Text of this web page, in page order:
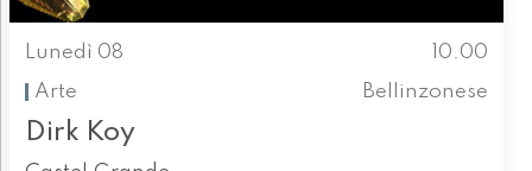
Lunedì 08
10.00
Arte
Bellinzonese
Dirk Koy